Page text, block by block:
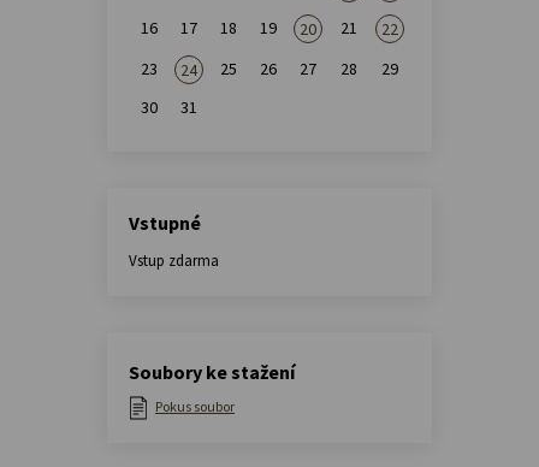
16
17 18 19 20 21
22
23
24 25 26 27 28
29
30
31
Vstupné
Vstup zdarma
Soubory ke stažení
Pokus soubor